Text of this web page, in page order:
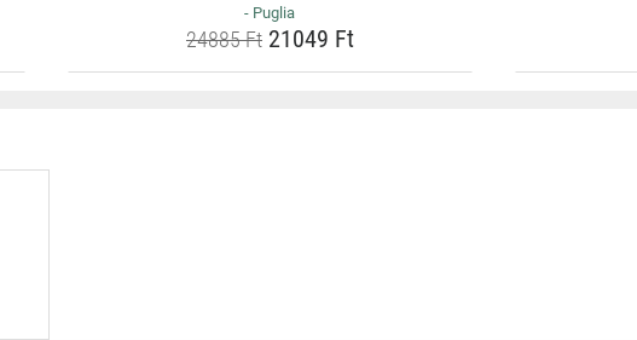
- Puglia
24885 Ft21049 Ft